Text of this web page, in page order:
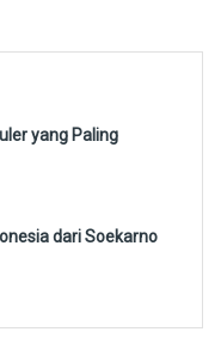
yang Paling
dari Soekarno